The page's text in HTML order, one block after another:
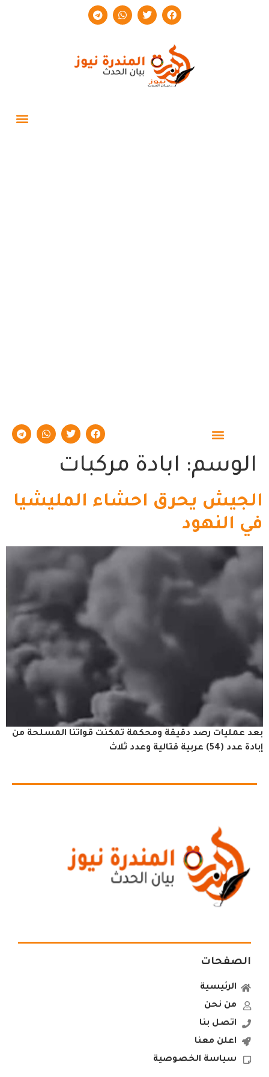
الوسم: ابادة مركبات
الجيش يحرق احشاء المليشيا
في النهود
بعد عمليات رصد دقيقة ومحكمة تمكنت قواتنا المسلحة من
إبادة عدد (54) عربية قتالية وعدد ثلاث
الصفحات
الرئيسية
من نحن
اتصل بنا
اعلن معنا
سياسة الخصوصية